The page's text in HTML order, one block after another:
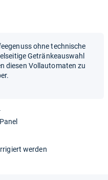
ohne technische
Getränkeauswahl
diesen Vollautomaten zu
werden